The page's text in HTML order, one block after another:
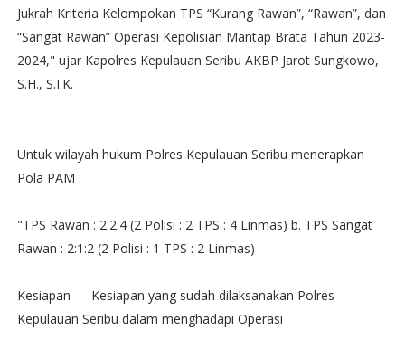
Jukrah Kriteria Kelompokan TPS “Kurang Rawan”, “Rawan”, dan
“Sangat Rawan” Operasi Kepolisian Mantap Brata Tahun 2023-
2024," ujar Kapolres Kepulauan Seribu AKBP Jarot Sungkowo,
S.H., S.I.K.
Untuk wilayah hukum Polres Kepulauan Seribu menerapkan
Pola PAM :
"TPS Rawan : 2:2:4 (2 Polisi : 2 TPS : 4 Linmas) b. TPS Sangat
Rawan : 2:1:2 (2 Polisi : 1 TPS : 2 Linmas)
Kesiapan — Kesiapan yang sudah dilaksanakan Polres
Kepulauan Seribu dalam menghadapi Operasi